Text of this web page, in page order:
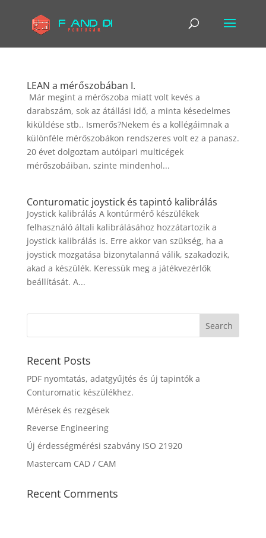
LEAN a mérőszobában I.
Már megint a mérőszoba miatt volt kevés a
darabszám, sok az átállási idő, a minta késedelmes
kiküldése stb.. Ismerős?Nekem és a kollégáimnak a
különféle mérőszobákon rendszeres volt ez a panasz.
20 évet dolgoztam autóipari multicégek
mérőszobáiban, szinte mindenhol...
Conturomatic joystick és tapintó kalibrálás
Joystick kalibrálás A kontúrmérő készülékek
felhasználó általi kalibrálásához hozzátartozik a
joystick kalibrálás is. Erre akkor van szükség, ha a
joystick mozgatása bizonytalanná válik, szakadozik,
akad a készülék. Keressük meg a játékvezérlők
beállítását. A...
Recent Posts
PDF nyomtatás, adatgyűjtés és új tapintók a
Conturomatic készülékhez.
Mérések és rezgések
Reverse Engineering
Új érdességmérési szabvány ISO 21920
Mastercam CAD / CAM
Recent Comments